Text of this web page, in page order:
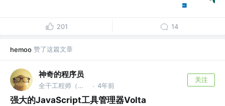
201 14
hemoo 赞了这篇文章
神奇的程序员
全干工程师（主前端，副后端） @某上市公司 · 4年前
关注
强大的JavaScript工具管理器Volta